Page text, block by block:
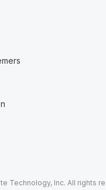
Technology, Inc. All rights